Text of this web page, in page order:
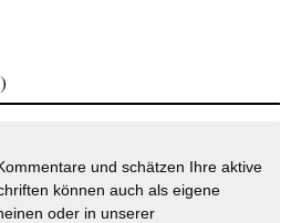
und schätzen Ihre aktive
können auch als eigene
oder in unserer